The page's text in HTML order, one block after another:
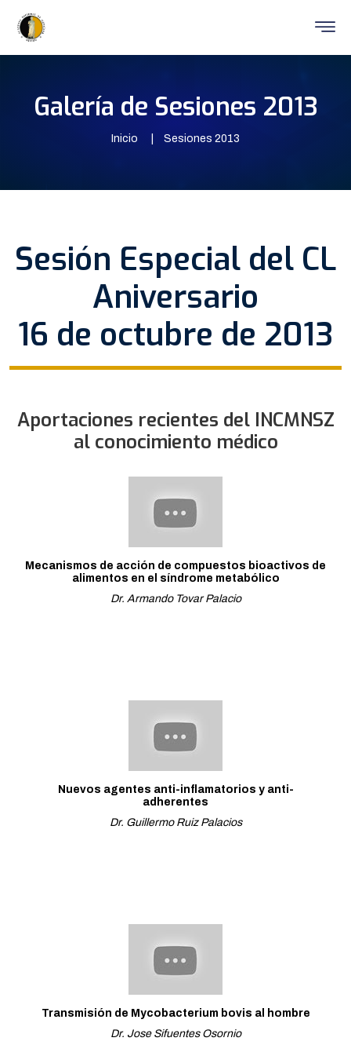
Galería de Sesiones 2013
Inicio Sesiones 2013
Sesión Especial del CL
Aniversario
16 de octubre de 2013
Aportaciones recientes del INCMNSZ
al conocimiento médico
Mecanismos de acción de compuestos bioactivos de
alimentos en el síndrome metabólico
Dr. Armando Tovar Palacio
Nuevos agentes anti-inflamatorios y anti-
adherentes
Dr. Guillermo Ruiz Palacios
Transmisión de Mycobacterium bovis al hombre
Dr. Jose Sifuentes Osornio